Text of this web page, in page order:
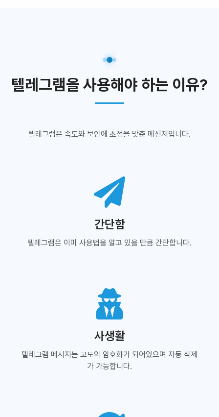
텔레그램을 사용해야 하는 이유?
텔레그램은 속도와 보안에 초점을 맞춘 메신저입니다.
간단함
텔레그램은 이미 사용법을 알고 있을 만큼 간단합니다.
사생활
텔레그램 메시지는 고도의 암호화가 되어있으며 자동 삭제
가 가능합니다.